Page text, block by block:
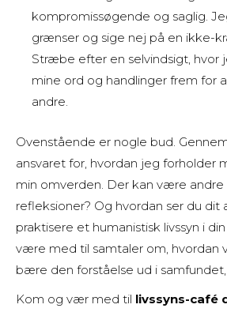
kompromissøgende og saglig.
grænser og sige nej på en ikke-
Stræbe efter en selvindsigt, hvor
mine ord og handlinger frem for
andre.
Ovenstående er nogle bud.
ansvaret for, hvordan jeg forholder
min omverden. Der kan være andre
refleksioner? Og hvordan ser du dit
praktisere et humanistisk livssyn i
være med til samtaler om, hvordan
bære den forståelse ud i
Kom og vær med til livssyns-café